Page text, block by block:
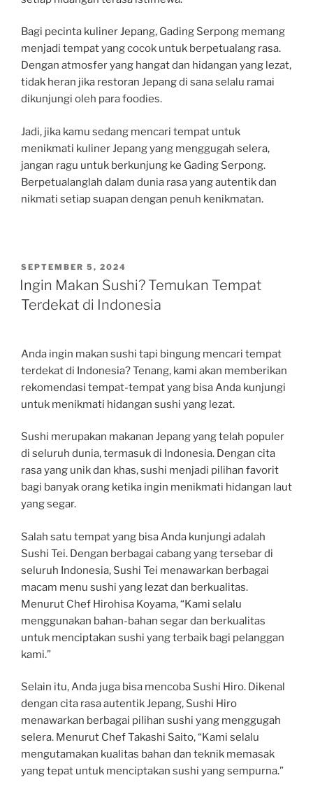
Bagi pecinta kuliner Jepang, Gading Serpong memang
menjadi tempat yang cocok untuk berpetualang rasa.
Dengan atmosfer yang hangat dan hidangan yang lezat,
tidak heran jika restoran Jepang di sana selalu ramai
dikunjungi oleh para foodies.
Jadi, jika kamu sedang mencari tempat untuk
menikmati kuliner Jepang yang menggugah selera,
jangan ragu untuk berkunjung ke Gading Serpong.
Berpetualanglah dalam dunia rasa yang autentik dan
nikmati setiap suapan dengan penuh kenikmatan.
POSTED
ON
SEPTEMBER 5, 2024
Ingin Makan Sushi? Temukan Tempat
Terdekat di Indonesia
Anda ingin makan sushi tapi bingung mencari tempat
terdekat di Indonesia? Tenang, kami akan memberikan
rekomendasi tempat-tempat yang bisa Anda kunjungi
untuk menikmati hidangan sushi yang lezat.
Sushi merupakan makanan Jepang yang telah populer
di seluruh dunia, termasuk di Indonesia. Dengan cita
rasa yang unik dan khas, sushi menjadi pilihan favorit
bagi banyak orang ketika ingin menikmati hidangan laut
yang segar.
Salah satu tempat yang bisa Anda kunjungi adalah
Sushi Tei. Dengan berbagai cabang yang tersebar di
seluruh Indonesia, Sushi Tei menawarkan berbagai
macam menu sushi yang lezat dan berkualitas.
Menurut Chef Hirohisa Koyama, “Kami selalu
menggunakan bahan-bahan segar dan berkualitas
untuk menciptakan sushi yang terbaik bagi pelanggan
kami.”
Selain itu, Anda juga bisa mencoba Sushi Hiro. Dikenal
dengan cita rasa autentik Jepang, Sushi Hiro
menawarkan berbagai pilihan sushi yang menggugah
selera. Menurut Chef Takashi Saito, “Kami selalu
mengutamakan kualitas bahan dan teknik memasak
yang tepat untuk menciptakan sushi yang sempurna.”